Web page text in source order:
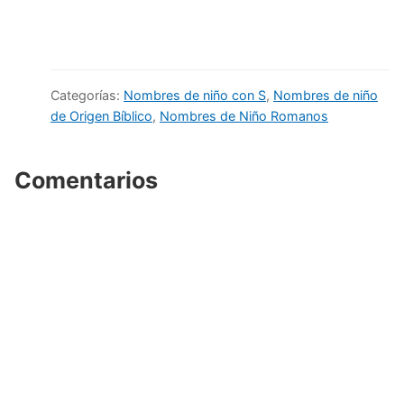
Categorías: Nombres de niño con S, Nombres de niño
de Origen Bíblico, Nombres de Niño Romanos
Comentarios